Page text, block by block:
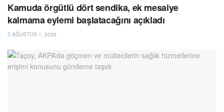
Kamuda örgütlü dört sendika, ek mesaiye
kalmama eylemi başlatacağını açıkladı
AĞUSTOS 1, 2026